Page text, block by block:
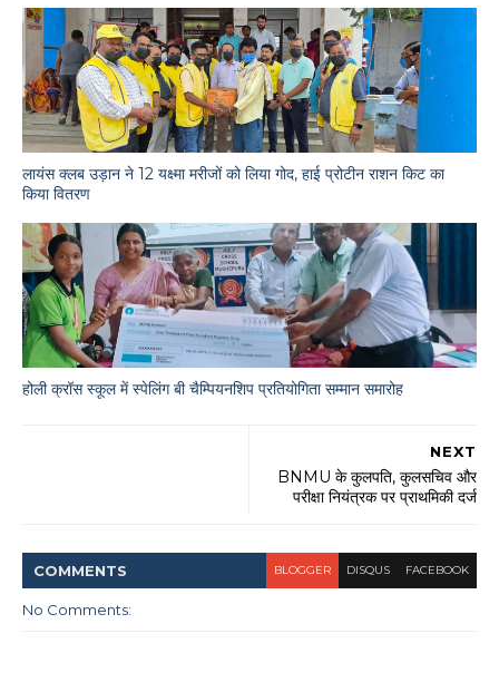
लायंस क्लब उड़ान ने 12 यक्ष्मा मरीजों को लिया गोद, हाई प्रोटीन राशन किट का
किया वितरण
होली क्रॉस स्कूल में स्पेलिंग बी चैम्पियनशिप प्रतियोगिता सम्मान समारोह
NEXT
BNMU के कुलपति, कुलसचिव और
परीक्षा नियंत्रक पर प्राथमिकी दर्ज
COMMENTS BLOGGER DISQUS FACEBOOK
No Comments: